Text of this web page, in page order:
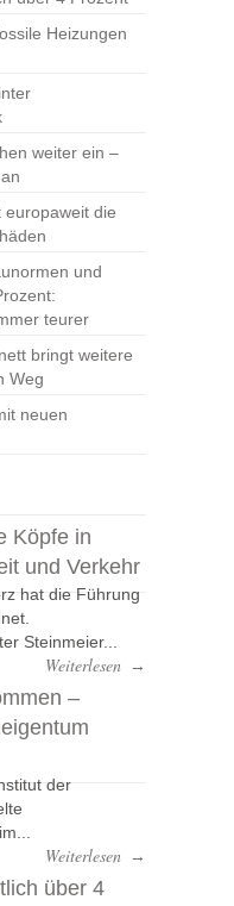
Heizungen
weiter ein –
europaweit die
und
teurer
bringt weitere
Weg
neuen
Köpfe in
und Verkehr
hat die Führung
Steinmeier...
Weiterlesen →
–
der
Weiterlesen →
über 4